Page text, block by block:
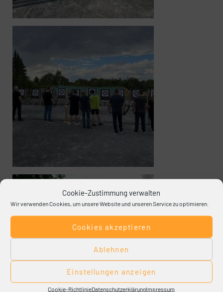
Cookie-Zustimmung verwalten
Wir verwenden Cookies, um unsere Website und unseren Service zu optimieren.
Cookies akzeptieren
Ablehnen
Einstellungen anzeigen
Cookie-RichtlinieDatenschutzerklärungImpressum